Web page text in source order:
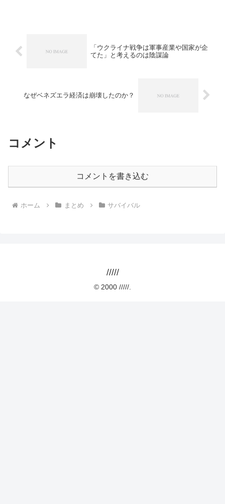
「ウクライナ戦争は軍事産業や国家が企
てた」と考えるのは陰謀論
なぜベネズエラ経済は崩壊したのか？
コメント
コメントを書き込む
ホーム まとめ サバイバル
/////
© 2000 /////.